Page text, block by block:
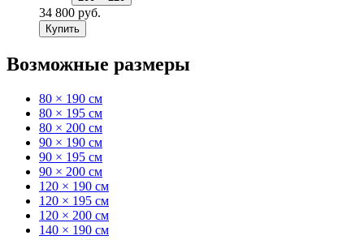
34 800 руб.
Купить
Возможные размеры
80 × 190 см
80 × 195 см
80 × 200 см
90 × 190 см
90 × 195 см
90 × 200 см
120 × 190 см
120 × 195 см
120 × 200 см
140 × 190 см